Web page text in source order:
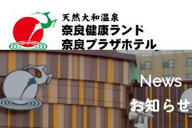
News
お知らせ
奈良健康ランド